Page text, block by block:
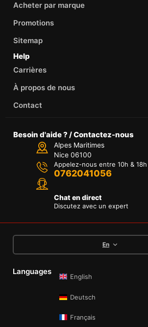
Acheter par marque
Promotions
Sitemap
Help
Carrières
À propos de nous
Contact
Besoin d'aide ? / Contactez-nous
Alpes Maritimes
Nice 06100
Appelez-nous entre 10h & 18h
0762041056
Chat en direct
Discutez avec un expert
En
Languages
English
Deutsch
Français